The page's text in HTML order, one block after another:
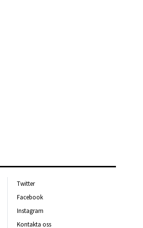
Twitter
Facebook
Instagram
Kontakta oss